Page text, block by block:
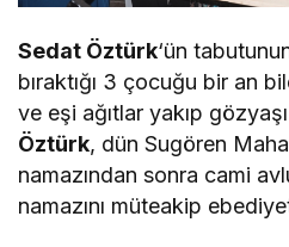
Sedat Öztürk‘ün
bıraktığı 3 çocuğu bir an
ve eşi ağıtlar yakıp
Öztürk, dün Sugören
namazından sonra cami
namazını müteakip